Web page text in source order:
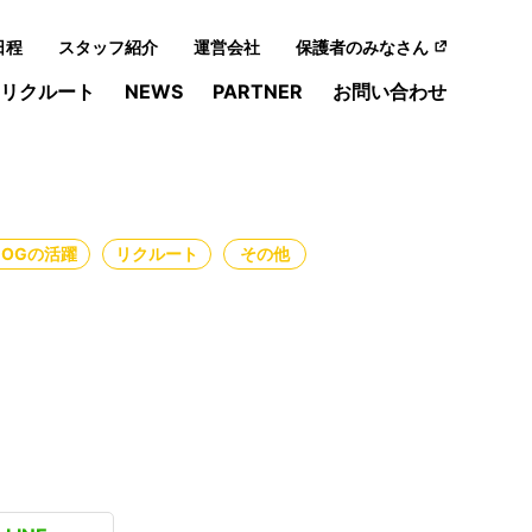
程 スタッフ紹介 運営会社 保護者のみなさん
リクルート NEWS PARTNER お問い合わせ
の活躍 リクルート その他